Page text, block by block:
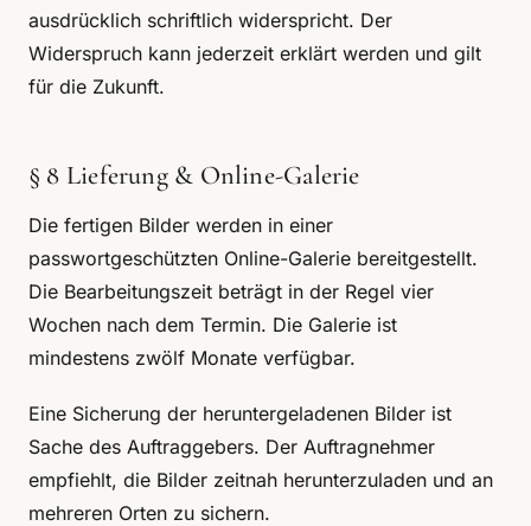
ausdrücklich schriftlich widerspricht. Der
Widerspruch kann jederzeit erklärt werden und gilt
für die Zukunft.
§ 8 Lieferung & Online-Galerie
Die fertigen Bilder werden in einer
passwortgeschützten Online-Galerie bereitgestellt.
Die Bearbeitungszeit beträgt in der Regel vier
Wochen nach dem Termin. Die Galerie ist
mindestens zwölf Monate verfügbar.
Eine Sicherung der heruntergeladenen Bilder ist
Sache des Auftraggebers. Der Auftragnehmer
empfiehlt, die Bilder zeitnah herunterzuladen und an
mehreren Orten zu sichern.